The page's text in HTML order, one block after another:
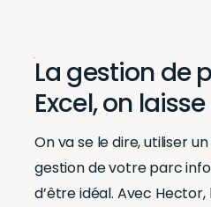
La gestion de
Excel, on
On va se le dire, utiliser
gestion de votre parc
d’être idéal. Avec